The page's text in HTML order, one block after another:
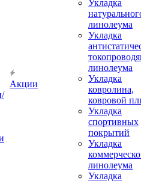
Акции
Укладка
линолеума
Укладка
линолеума
Укладка
ковролина,
ковровой
Укладка
спортивных
покрытий
Укладка
линолеума
Укладка